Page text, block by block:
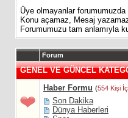
Üye olmayanlar
Konu açamaz, Mesaj
Forumumuzu tam anlamıyla
Forum
GENEL VE GÜNCEL
Haber Formu (554 Kişi
Son Dakika
Dünya Haberleri